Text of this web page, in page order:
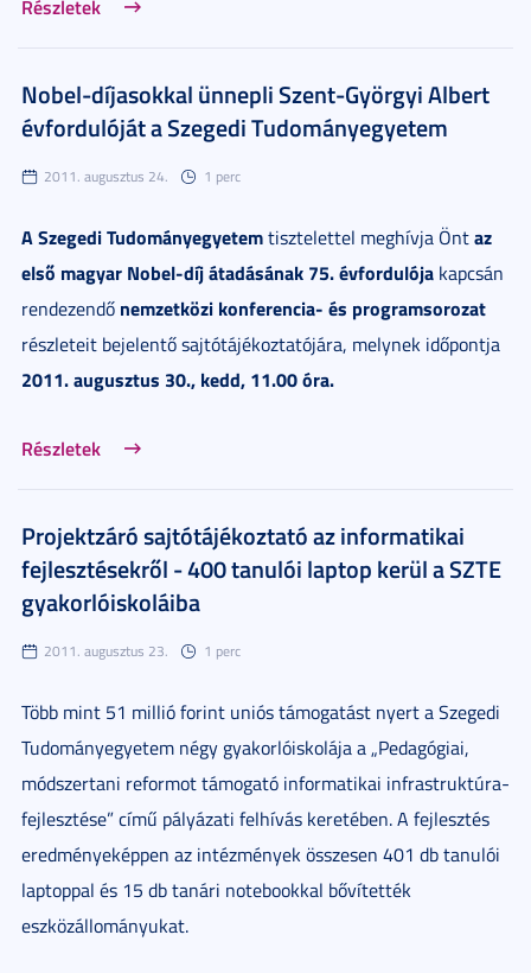
Részletek
Nobel-díjasokkal ünnepli Szent-Györgyi Albert
évfordulóját a Szegedi Tudományegyetem
2011. augusztus 24. 1 perc
ASzegedi Tudományegyetemtisztelettel meghívja Öntaz
első magyar Nobel-díj átadásának 75. évfordulója kapcsán
rendezendő nemzetközi konferencia- és programsorozat
részleteit bejelentő sajtótájékoztatójára, melynek időpontja
2011. augusztus 30., kedd, 11.00 óra.
Részletek
Projektzáró sajtótájékoztató az informatikai
fejlesztésekről - 400 tanulói laptop kerül a SZTE
gyakorlóiskoláiba
2011. augusztus 23. 1 perc
Több mint 51 millió forint uniós támogatást nyert a Szegedi
Tudományegyetem négy gyakorlóiskolája a „Pedagógiai,
módszertani reformot támogató informatikai infrastruktúra-
fejlesztése” című pályázati felhívás keretében. A fejlesztés
eredményeképpen az intézmények összesen 401 db tanulói
laptoppal és 15 db tanári notebookkal bővítették
eszközállományukat.